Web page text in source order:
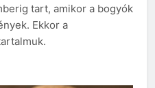
tart, amikor a bogyók
Ekkor a